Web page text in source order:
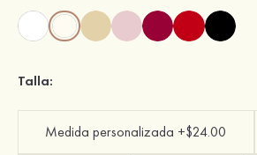
Talla:
Medida personalizada +$24.00